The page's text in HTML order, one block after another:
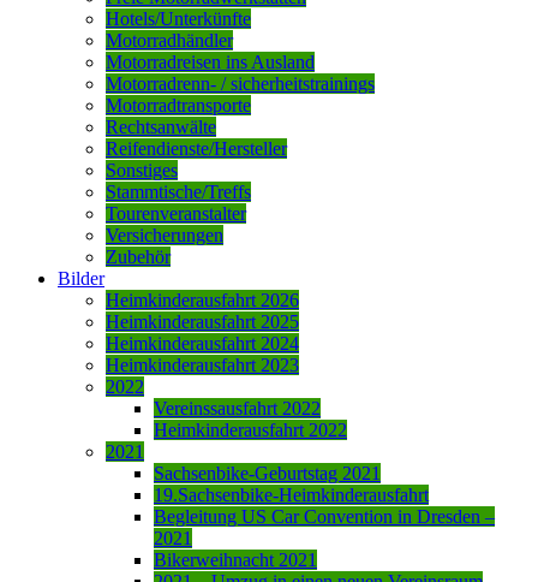
Hotels/Unterkünfte
Motorradhändler
Motorradreisen ins Ausland
Motorradrenn- / sicherheitstrainings
Motorradtransporte
Rechtsanwälte
Reifendienste/Hersteller
Sonstiges
Stammtische/Treffs
Tourenveranstalter
Versicherungen
Zubehör
Bilder
Heimkinderausfahrt 2026
Heimkinderausfahrt 2025
Heimkinderausfahrt 2024
Heimkinderausfahrt 2023
2022
Vereinssausfahrt 2022
Heimkinderausfahrt 2022
2021
Sachsenbike-Geburtstag 2021
19.Sachsenbike-Heimkinderausfahrt
Begleitung US Car Convention in Dresden –
2021
Bikerweihnacht 2021